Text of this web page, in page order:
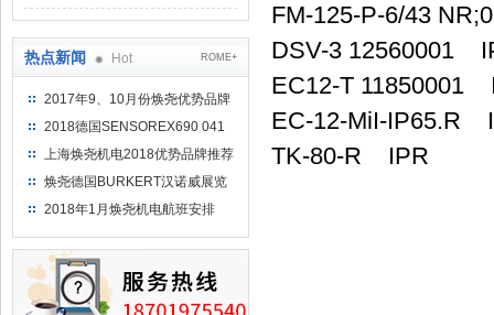
热点新闻 Hot ROME+
2017年9、10月份焕尧优势品牌
推荐
2018德国SENSOREX690 041
415 D
上海焕尧机电2018优势品牌推荐
焕尧德国BURKERT汉诺威展览
（2018）
2018年1月焕尧机电航班安排
FM-125-P-6/43
DSV-3 12560001
EC12-T 11850001
EC-12-MiI-IP65.R
TK-80-R IPR